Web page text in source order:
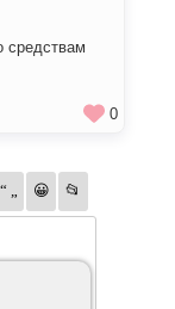
средствам
0